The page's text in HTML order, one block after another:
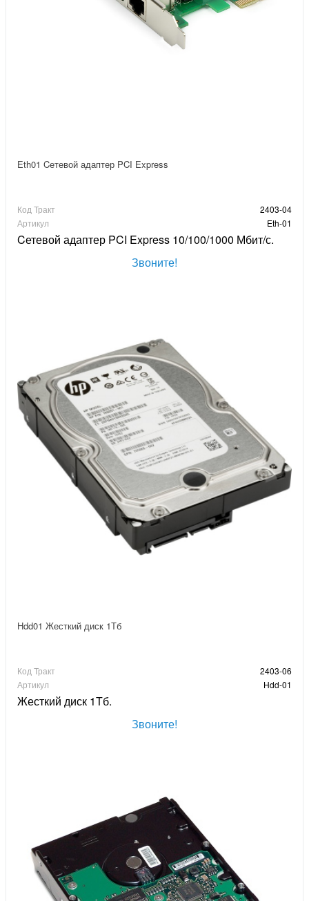
Eth01 Cетевой адаптер PCI Express
Код Тракт
2403-04
Артикул
Eth-01
Cетевой адаптер PCI Express 10/100/1000 Мбит/с.
Звоните!
Hdd01 Жесткий диск 1Тб
Код Тракт
2403-06
Артикул
Hdd-01
Жесткий диск 1Тб.
Звоните!